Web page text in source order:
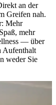
an der
Greifen nah.
Mehr
mehr
— über
Aufenthalt
weder Sie